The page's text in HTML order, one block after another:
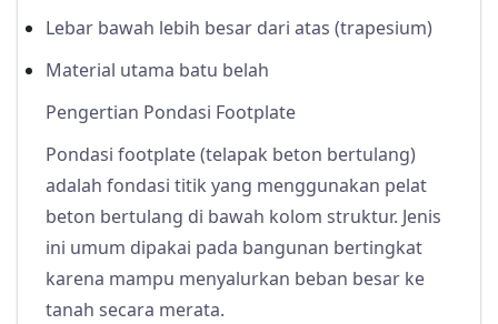
Lebar bawah lebih besar dari atas (trapesium)
Material utama batu belah
Pengertian Pondasi Footplate
Pondasi footplate (telapak beton bertulang)
adalah fondasi titik yang menggunakan pelat
beton bertulang di bawah kolom struktur. Jenis
ini umum dipakai pada bangunan bertingkat
karena mampu menyalurkan beban besar ke
tanah secara merata.